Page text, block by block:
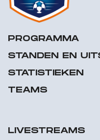
PROGRAMMA
STANDEN EN
STATISTIEKEN
TEAMS
LIVESTREAMS